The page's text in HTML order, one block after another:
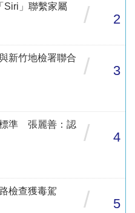
」聯繫家屬
/ 2
新竹地檢署聯合
/ 3
標準 張麗善：認
/ 4
檢查獲毒駕
/ 5